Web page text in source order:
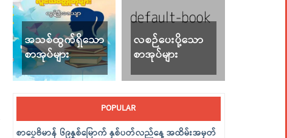
အသစ်ထွက်ရှိသော
စာအုပ်များ
လစဉ်ပေးပို့သော
စာအုပ်များ
POPULAR
စာပေဗိမာန် ၆၉နှစ်မြောက် နှစ်ပတ်လည်နေ့ အထိမ်းအမှတ်